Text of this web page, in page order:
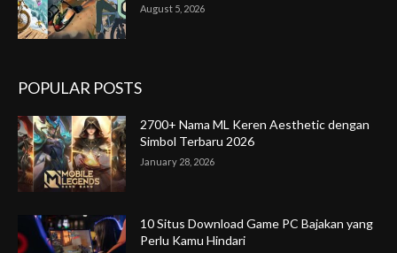
August 5, 2026
POPULAR POSTS
2700+ Nama ML Keren Aesthetic dengan
Simbol Terbaru 2026
January 28, 2026
10 Situs Download Game PC Bajakan yang
Perlu Kamu Hindari